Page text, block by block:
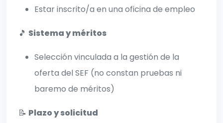
Estar inscrito/a en una oficina de empleo
🎵 Sistema y méritos
Selección vinculada a la gestión de la
oferta del SEF (no constan pruebas ni
baremo de méritos)
📝 Plazo y solicitud